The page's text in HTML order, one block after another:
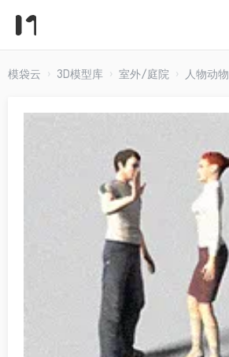
模袋云 3D模型库 室外/庭院 人物动物